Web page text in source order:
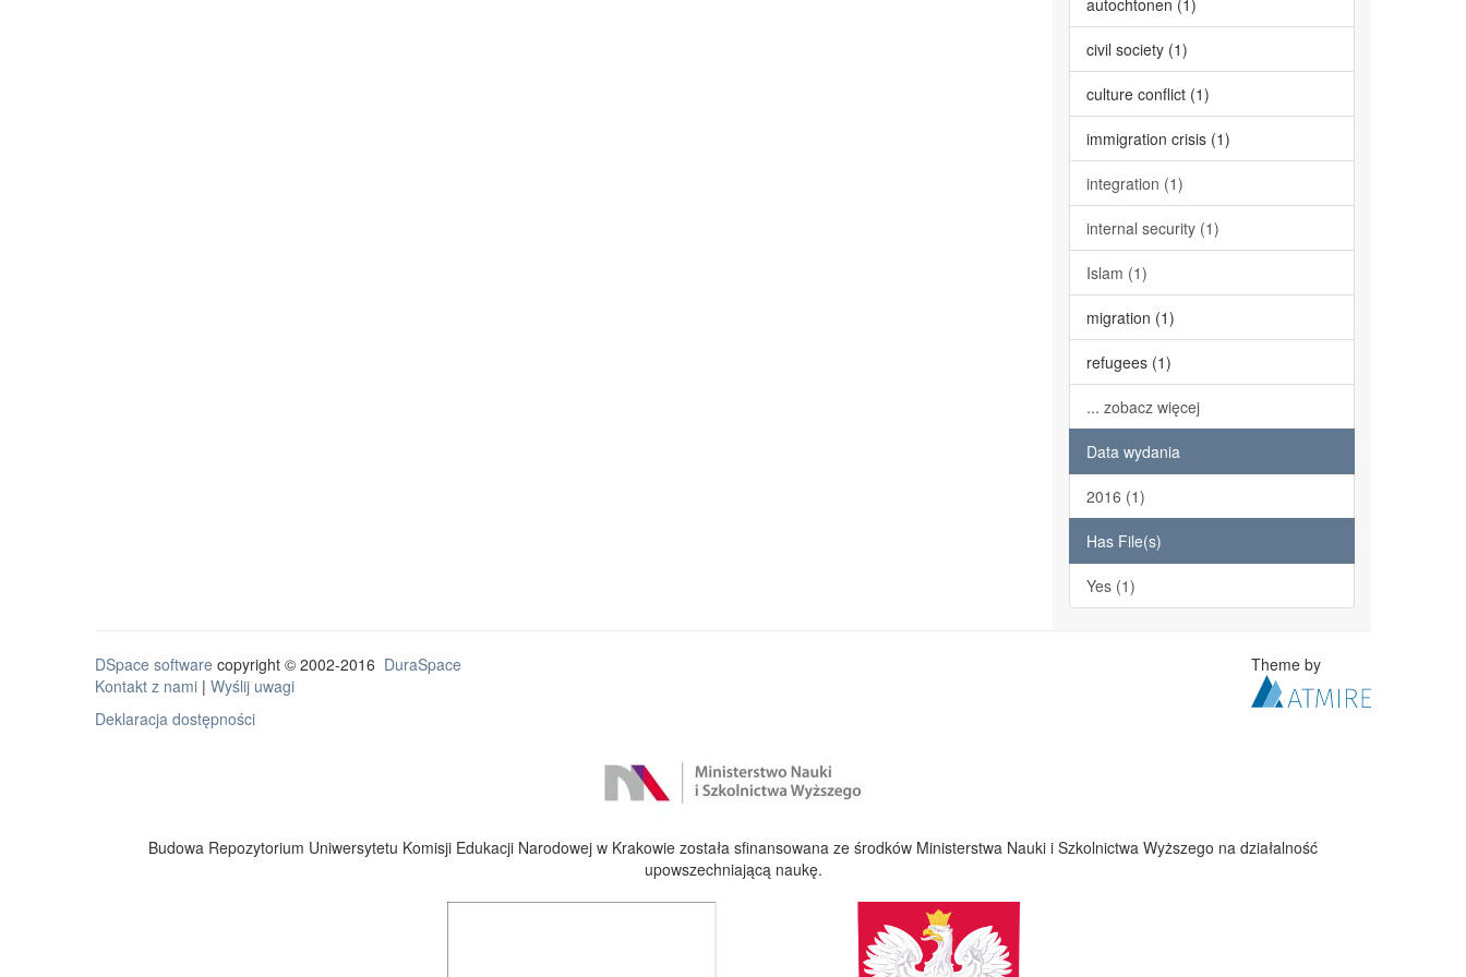
autochtonen (1)
civil society (1)
culture conflict (1)
immigration crisis (1)
integration (1)
internal security (1)
Islam (1)
migration (1)
refugees (1)
... zobacz więcej
Data wydania
2016 (1)
Has File(s)
Yes (1)
DSpace software copyright © 2002-2016 DuraSpace
Kontakt z nami | Wyślij uwagi
Deklaracja dostępności
Theme by
Budowa Repozytorium Uniwersytetu Komisji Edukacji Narodowej w Krakowie została sfinansowana ze środków Ministerstwa Nauki i Szkolnictwa Wyższego na działalność
upowszechniającą naukę.